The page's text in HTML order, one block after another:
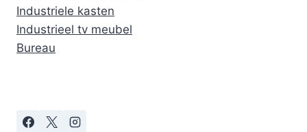
Industriele kasten
Industrieel tv meubel
Bureau